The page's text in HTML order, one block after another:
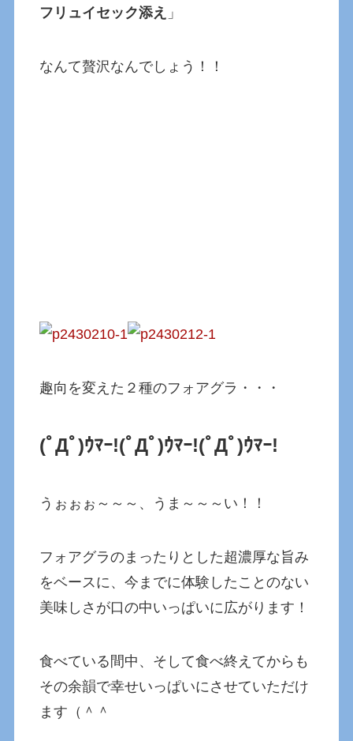
フリュイセック添え 」
なんて贅沢なんでしょう！！
趣向を変えた２種のフォアグラ・・・
(ﾟДﾟ)ｳﾏｰ!(ﾟДﾟ)ｳﾏｰ!(ﾟДﾟ)ｳﾏｰ!
うぉぉぉ～～～、うま～～～い！！
フォアグラのまったりとした超濃厚な旨み
をベースに、今までに体験したことのない
美味しさが口の中いっぱいに広がります！
食べている間中、そして食べ終えてからも
その余韻で幸せいっぱいにさせていただけ
ます（＾＾